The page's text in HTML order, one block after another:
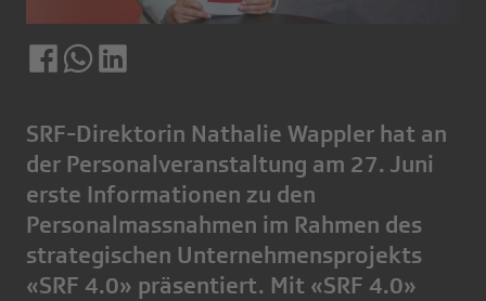
SRF-Direktorin Nathalie Wappler hat an
der Personalveranstaltung am 27. Juni
erste Informationen zu den
Personalmassnahmen im Rahmen des
strategischen Unternehmensprojekts
«SRF 4.0» präsentiert. Mit «SRF 4.0»